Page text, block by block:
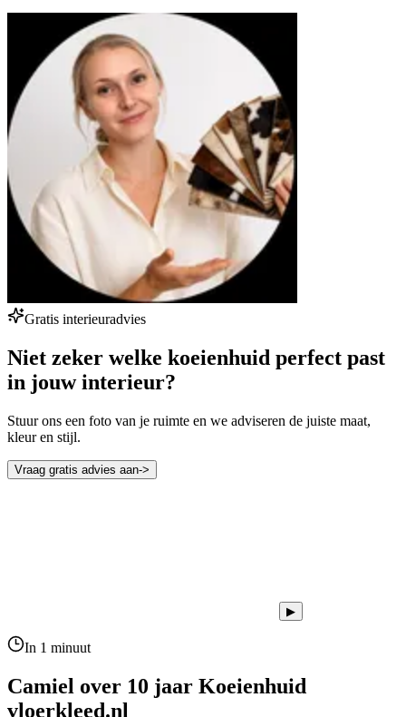
Gratis interieuradvies
Niet zeker welke koeienhuid perfect past
in jouw interieur?
Stuur ons een foto van je ruimte en we adviseren de juiste maat,
kleur en stijl.
Vraag gratis advies aan->
▶
In 1 minuut
Camiel over 10 jaar Koeienhuid
vloerkleed.nl